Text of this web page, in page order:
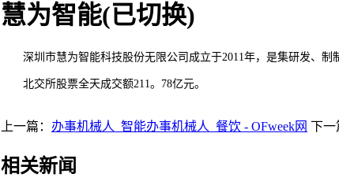
慧为智能(已切换)
深圳市慧为智能科技股份无限公司成立于2011年，是集研发、制制
北交所股票全天成交额211。78亿元。
上一篇： 办事机械人_智能办事机械人_餐饮 - OFweek网 下一
相关新闻